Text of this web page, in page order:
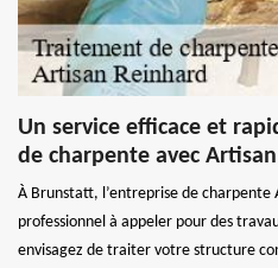
Un service efficace et
de charpente avec
À Brunstatt, l’entreprise de charpente
professionnel à appeler pour des
envisagez de traiter votre structure